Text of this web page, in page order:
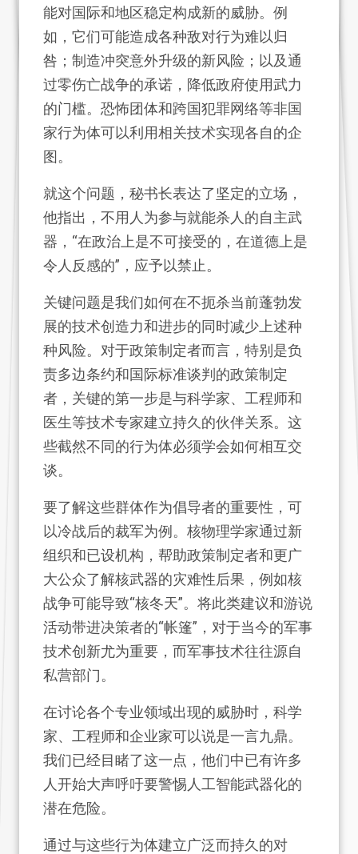
能对国际和地区稳定构成新的威胁。例
如，它们可能造成各种敌对行为难以归
咎；制造冲突意外升级的新风险；以及通
过零伤亡战争的承诺，降低政府使用武力
的门槛。恐怖团体和跨国犯罪网络等非国
家行为体可以利用相关技术实现各自的企
图。
就这个问题，秘书长表达了坚定的立场，
他指出，不用人为参与就能杀人的自主武
器，“在政治上是不可接受的，在道德上是
令人反感的”，应予以禁止。
关键问题是我们如何在不扼杀当前蓬勃发
展的技术创造力和进步的同时减少上述种
种风险。对于政策制定者而言，特别是负
责多边条约和国际标准谈判的政策制定
者，关键的第一步是与科学家、工程师和
医生等技术专家建立持久的伙伴关系。这
些截然不同的行为体必须学会如何相互交
谈。
要了解这些群体作为倡导者的重要性，可
以冷战后的裁军为例。核物理学家通过新
组织和已设机构，帮助政策制定者和更广
大公众了解核武器的灾难性后果，例如核
战争可能导致“核冬天”。将此类建议和游说
活动带进决策者的“帐篷”，对于当今的军事
技术创新尤为重要，而军事技术往往源自
私营部门。
在讨论各个专业领域出现的威胁时，科学
家、工程师和企业家可以说是一言九鼎。
我们已经目睹了这一点，他们中已有许多
人开始大声呼吁要警惕人工智能武器化的
潜在危险。
通过与这些行为体建立广泛而持久的对